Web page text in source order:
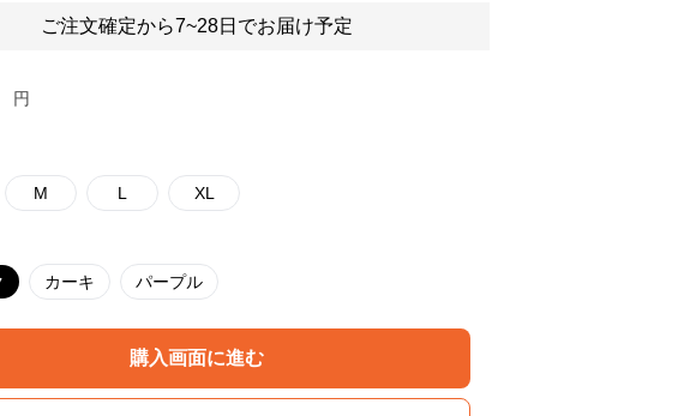
ご注文確定から7~28日でお届け予定
円
M L XL
カーキ パープル
購入画面に進む